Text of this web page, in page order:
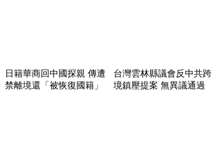
日籍華商回中國探親 傳遭
禁離境還「被恢復國籍」
台灣雲林縣議會反中共跨
境鎮壓提案 無異議通過